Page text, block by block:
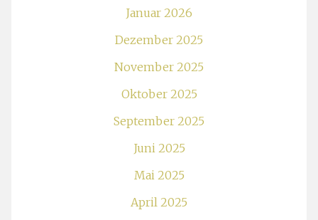
Januar 2026
Dezember 2025
November 2025
Oktober 2025
September 2025
Juni 2025
Mai 2025
April 2025